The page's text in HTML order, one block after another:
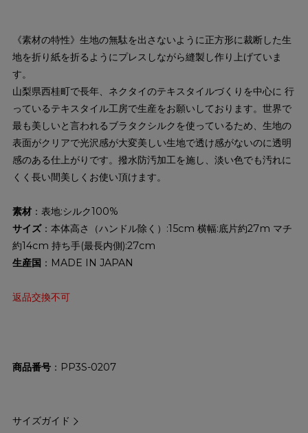
《素材の特性》生地の無駄を出さないように正方形に裁断した生
地を折り紙を折るようにプレスしながら縫製し作り上げていま
す。
山梨県西桂町で長年、ネクタイのテキスタイルづくりを中心に 行
っているテキスタイル工房で生産をお願いしております。世界で
最も美しいと言われるブラタクシルクを使っているため、生地の
表面がクリアで光沢感が大変美しい生地で透け感がないのに透明
感のある仕上がりです。撥水防汚加工を施し、淡い色でも汚れに
くく長い間美しくお使い頂けます。
素材：表地:シルク100%
サイズ：本体高さ（ハンドル除く）:15cm 横幅:底片約27m マチ
約14cm 持ち手(最長内側):27cm
生産国 ：MADE IN JAPAN
返品交換不可
商品番号 PP3S-0207
サイズガイド